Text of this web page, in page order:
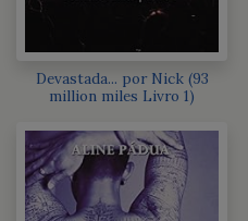
Devastada... por Nick (93
million miles Livro 1)